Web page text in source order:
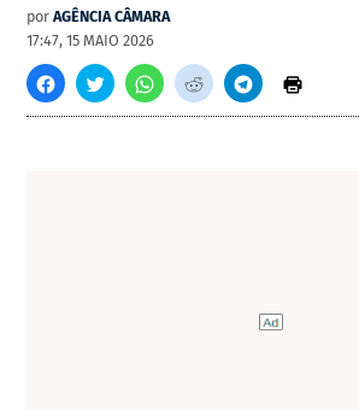
por AGÊNCIA CÂMARA
17:47, 15 MAIO 2026